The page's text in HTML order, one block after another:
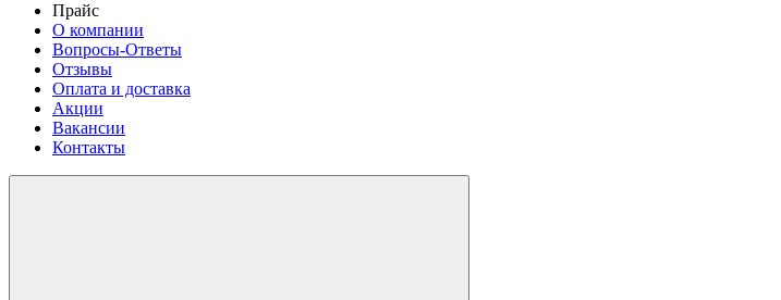
Прайс
О компании
Вопросы-Ответы
Отзывы
Оплата и доставка
Акции
Вакансии
Контакты